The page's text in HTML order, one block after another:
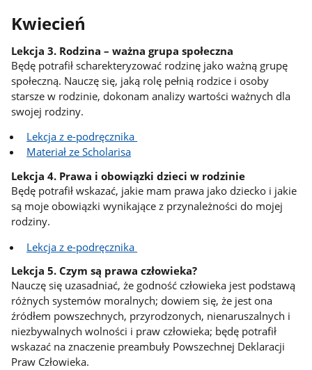
Kwiecień
Lekcja 3. Rodzina – ważna grupa społeczna
Będę potrafił scharekteryzować rodzinę jako ważną grupę
społeczną. Nauczę się, jaką rolę pełnią rodzice i osoby
starsze w rodzinie, dokonam analizy wartości ważnych dla
swojej rodziny.
Lekcja z e-podręcznika
Materiał ze Scholarisa
Lekcja 4. Prawa i obowiązki dzieci w rodzinie
Będę potrafił wskazać, jakie mam prawa jako dziecko i jakie
są moje obowiązki wynikające z przynależności do mojej
rodziny.
Lekcja z e-podręcznika
Lekcja 5. Czym są prawa człowieka?
Nauczę się uzasadniać, że godność człowieka jest podstawą
różnych systemów moralnych; dowiem się, że jest ona
źródłem powszechnych, przyrodzonych, nienaruszalnych i
niezbywalnych wolności i praw człowieka; będę potrafił
wskazać na znaczenie preambuły Powszechnej Deklaracji
Praw Człowieka.